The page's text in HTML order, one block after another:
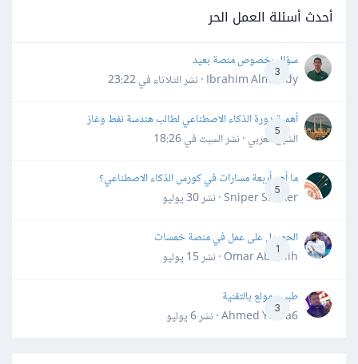
أحدث أسئلة العمل الحر
3
سؤال بخصوص منصة بعيد
Ibrahim Almahdy · نشر
الثلاثاء في 23:22
5
أهمية دورة الذكاء الاصطناعي لطالب هندسة نفط وغاز
الشيخ العربي · نشرالسبت في 18:26
5
ما أهم أربعة مسارات في كورس الذكاء الاصطناعي؟
Sniper Shaker · نشر
30 يوليو
1
الحصول على عمل في منصة خمسات
Omar Abdallh · نشر
15 يوليو
3
طبيب مولع بالتقنية
Ahmed Yahia6 · نشر
6 يوليو